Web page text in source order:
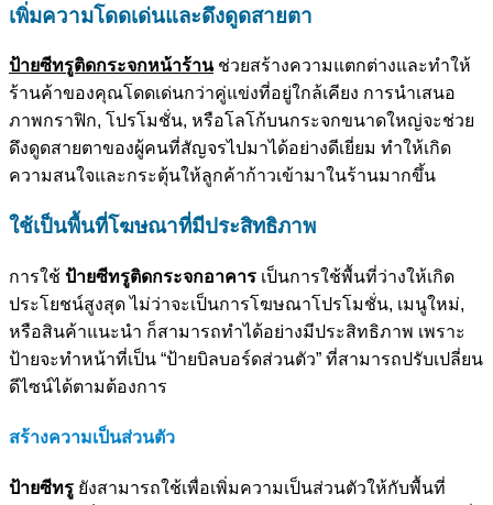
เพิ่มความโดดเด่นและดึงดูดสายตา
ป้ายซีทรูติดกระจกหน้าร้านช่วยสร้างความแตกต่างและทำให้
ร้านค้าของคุณโดดเด่นกว่าคู่แข่งที่อยู่ใกล้เคียง การนำเสนอ
ภาพกราฟิก, โปรโมชั่น, หรือโลโก้บนกระจกขนาดใหญ่จะช่วย
ดึงดูดสายตาของผู้คนที่สัญจรไปมาได้อย่างดีเยี่ยม ทำให้เกิด
ความสนใจและกระตุ้นให้ลูกค้าก้าวเข้ามาในร้านมากขึ้น
ใช้เป็นพื้นที่โฆษณาที่มีประสิทธิภาพ
การใช้ ป้ายซีทรูติดกระจกอาคาร เป็นการใช้พื้นที่ว่างให้เกิด
ประโยชน์สูงสุด ไม่ว่าจะเป็นการโฆษณาโปรโมชั่น, เมนูใหม่,
หรือสินค้าแนะนำ ก็สามารถทำได้อย่างมีประสิทธิภาพ เพราะ
ป้ายจะทำหน้าที่เป็น “ป้ายบิลบอร์ดส่วนตัว” ที่สามารถปรับเปลี่ยน
ดีไซน์ได้ตามต้องการ
สร้างความเป็นส่วนตัว
ป้ายซีทรู ยังสามารถใช้เพื่อเพิ่มความเป็นส่วนตัวให้กับพื้นที่